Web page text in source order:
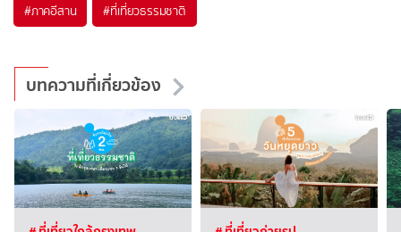
#ภาคอีสาน #ที่เที่ยวธรรมชาติ
บทความที่เกี่ยวข้อง